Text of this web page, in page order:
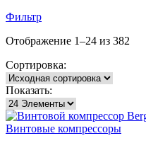
Фильтр
Отображение 1–24 из 382
Сортировка:
Показать:
Винтовые компрессоры